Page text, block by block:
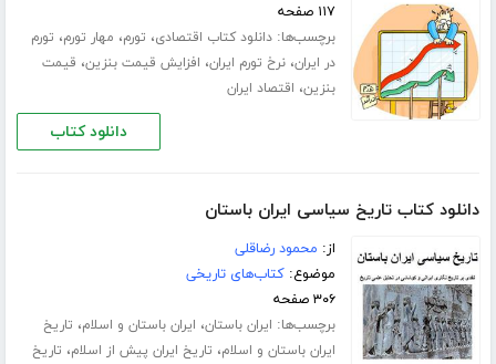
۱۱۷ صفحه
برچسب‌ها:دانلود کتاب اقتصادی، تورم، مهار تورم، تورم
در ایران،نرخ تورم ایران، افزایش قیمت بنزین، قیمت
بنزین، اقتصاد ایران
دانلود کتاب
دانلود کتاب تاریخ سیاسی ایران باستان
از: محمود رضاقلی
موضوع:کتاب‌های تاریخی
۳۰۶ صفحه
برچسب‌ها: ایران باستان، ایران باستان و اسلام، تاریخ
ایران باستان و اسلام، تاریخ ایران پیش از اسلام، تاریخ